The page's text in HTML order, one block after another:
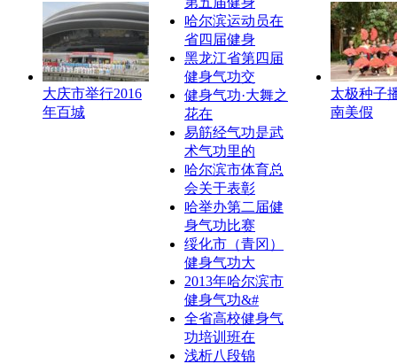
大庆市举行2016
年百城
哈尔滨运动员在
省四届健身
黑龙江省第四届
健身气功交
健身气功·大舞之
花在
易筋经气功是武
术气功里的
哈尔滨市体育总
会关于表彰
哈举办第二届健
身气功比赛
绥化市（青冈）
健身气功大
2013年哈尔滨市
健身气功&#
全省高校健身气
功培训班在
浅析八段锦
太极种子
南美假